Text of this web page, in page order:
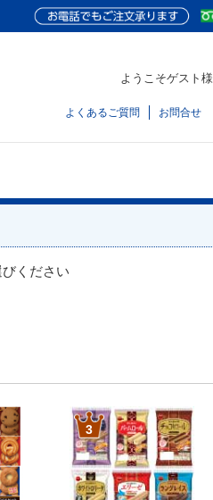
ようこそゲスト様
よくあるご質問 お問合せ
ください
3